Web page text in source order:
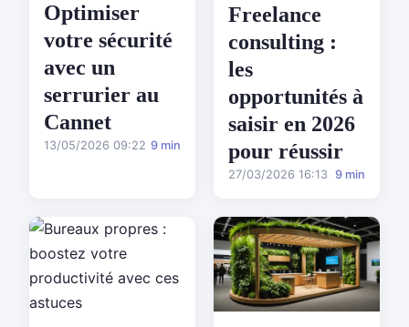
Optimiser
votre sécurité
avec un
serrurier au
Cannet
13/05/2026 09:22 9 min
Freelance
consulting :
les
opportunités à
saisir en 2026
pour réussir
27/03/2026 16:13 9 min